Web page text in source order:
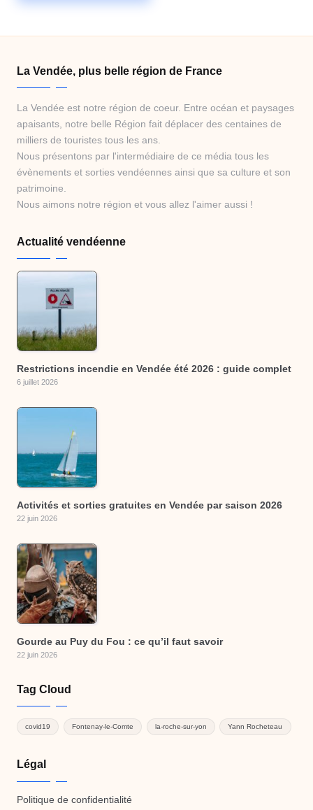
La Vendée, plus belle région de France
La Vendée est notre région de coeur. Entre océan et paysages
apaisants, notre belle Région fait déplacer des centaines de
milliers de touristes tous les ans.
Nous présentons par l'intermédiaire de ce média tous les
évènements et sorties vendéennes ainsi que sa culture et son
patrimoine.
Nous aimons notre région et vous allez l'aimer aussi !
Actualité vendéenne
Restrictions incendie en Vendée été 2026 : guide complet
6 juillet 2026
Activités et sorties gratuites en Vendée par saison 2026
22 juin 2026
Gourde au Puy du Fou : ce qu’il faut savoir
22 juin 2026
Tag Cloud
covid19 Fontenay-le-Comte la-roche-sur-yon Yann Rocheteau
Légal
Politique de confidentialité